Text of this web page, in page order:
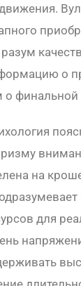
о
о финальной
на
для